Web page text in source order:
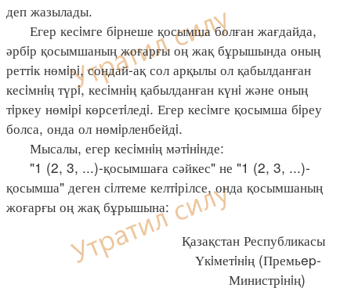
деп жазылады.
Егер кесiмге бiрнеше қосымша болған жағдайда,
әрбiр қосымшаның жоғарғы оң жақ бұрышында оның
реттiк нөмiрi, сондай-ақ сол арқылы ол қабылданған
кесiмнiң түрi, кесiмнiң қабылданған күнi және оның
тiркеу нөмiрi көрсетiледi. Егер кесiмге қосымша бiреу
болса, онда ол нөмiрленбейдi.
Мысалы, егер кесiмнiң мәтiнiнде:
"1 (2, 3, ...)-қосымшаға сәйкес" не "1 (2, 3, ...)-
қосымша" деген сiлтеме келтiрілсе, онда қосымшаның
жоғарғы оң жақ бұрышына:
Қазақстан Республикасы
Үкiметiнiң (Премьep-
Министрiнiң)